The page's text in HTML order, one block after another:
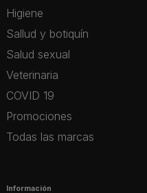
Higiene
Sallud y botiquín
Salud sexual
Veterinaria
COVID 19
Promociones
Todas las marcas
Información